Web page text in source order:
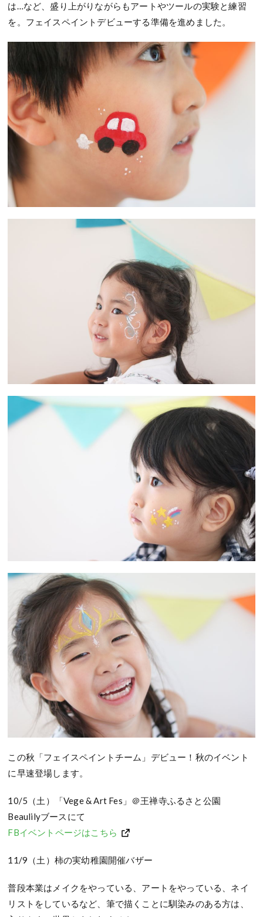
は…など、盛り上がりながらもアートやツールの実験と練習
を。フェイスペイントデビューする準備を進めました。
この秋「フェイスペイントチーム」デビュー！秋のイベント
に早速登場します。
10/5（土）「Vege & Art Fes」＠王禅寺ふるさと公園
Beaulilyブースにて
FBイベントページはこちら
11/9（土）柿の実幼稚園開催バザー
普段本業はメイクをやっている、アートをやっている、ネイ
リストをしているなど、筆で描くことに馴染みのある方は、